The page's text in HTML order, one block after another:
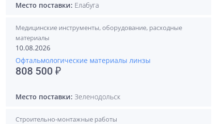
Место поставки: Елабуга
Медицинские инструменты, оборудование, расходные
материалы
10.08.2026
Офтальмологические материалы линзы
808 500 ₽
Место поставки: Зеленодольск
Строительно-монтажные работы